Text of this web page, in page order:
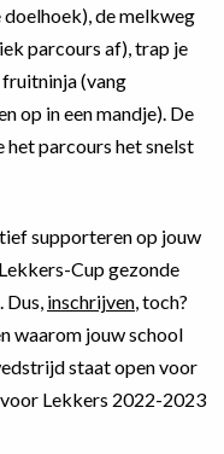
doelhoek), de melkweg
parcours af), trap je
(vang
op in een mandje). De
het parcours het snelst
supporteren op jouw
Cup gezonde
Dus, inschrijven, toch?
waarom jouw school
staat open voor
Lekkers 2022-2023